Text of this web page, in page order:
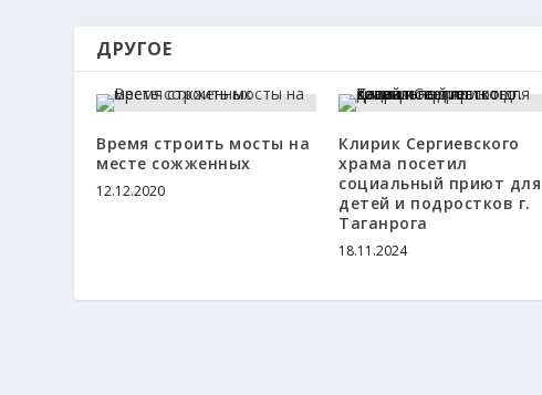
ДРУГОЕ
Время строить мосты на
месте сожженных
12.12.2020
Клирик Сергиевского
храма посетил
социальный приют для
детей и подростков г.
Таганрога
18.11.2024